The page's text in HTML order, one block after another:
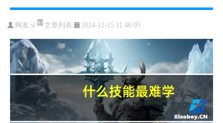
网友:sl 文章列表 2024-12-15 11:46:05